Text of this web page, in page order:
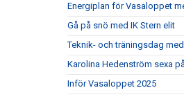
Energiplan för Vasaloppet
Gå på snö med IK Stern elit
Teknik- och träningsdag
Karolina Hedenström sexa
Inför Vasaloppet 2025